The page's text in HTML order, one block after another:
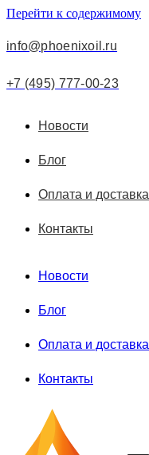
Перейти к содержимому
info@phoenixoil.ru
+7 (495) 777-00-23
Новости
Блог
Оплата и доставка
Контакты
Новости
Блог
Оплата и доставка
Контакты